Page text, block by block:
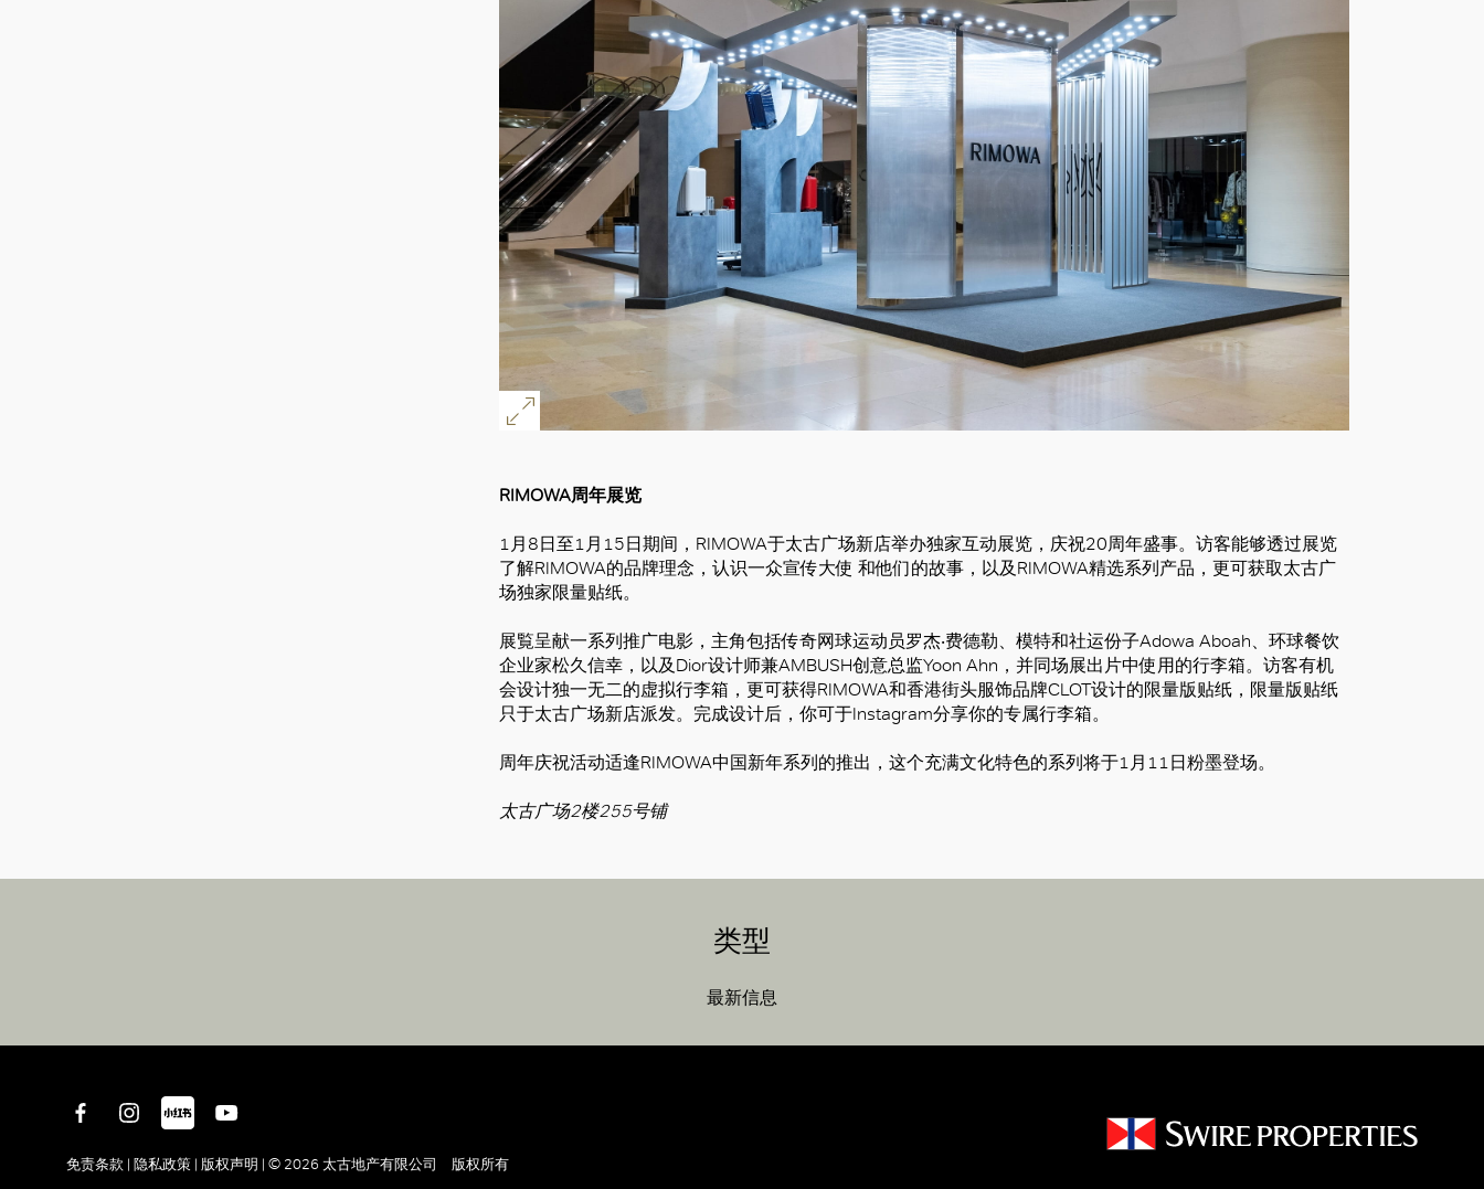
RIMOWA周年展览
1月8日至1月15日期间，RIMOWA于太古广场新店举办独家互动展览，庆祝20周年盛事。访客能够透过展览
了解RIMOWA的品牌理念，认识一众宣传大使 和他们的故事，以及RIMOWA精选系列产品，更可获取太古广
场独家限量贴纸。
展覧呈献一系列推广电影，主角包括传奇网球运动员罗杰‧费德勒、模特和社运份子Adowa Aboah、环球餐饮
企业家松久信幸，以及Dior设计师兼AMBUSH创意总监Yoon Ahn，并同场展出片中使用的行李箱。访客有机
会设计独一无二的虚拟行李箱，更可获得RIMOWA和香港街头服饰品牌CLOT设计的限量版贴纸，限量版贴纸
只于太古广场新店派发。完成设计后，你可于Instagram分享你的专属行李箱。
周年庆祝活动适逢RIMOWA中国新年系列的推出，这个充满文化特色的系列将于1月11日粉墨登场。
太古广场2楼255号铺
类型
最新信息
免责条款 | 隐私政策 | 版权声明 | © 2026 太古地产有限公司 版权所有